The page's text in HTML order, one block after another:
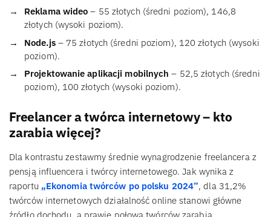
Reklama wideo – 55 złotych (średni poziom), 146,8
złotych (wysoki poziom).
Node.js– 75 złotych (średni poziom), 120 złotych (wysoki
poziom).
Projektowanie aplikacji mobilnych – 52,5 złotych (średni
poziom), 100 złotych (wysoki poziom).
Freelancer a twórca internetowy – kto
zarabia więcej?
Dla kontrastu zestawmy średnie wynagrodzenie freelancera z
pensją influencera i twórcy internetowego. Jak wynika z
raportu „Ekonomia twórców po polsku 2024”, dla 31,2%
twórców internetowych działalność online stanowi główne